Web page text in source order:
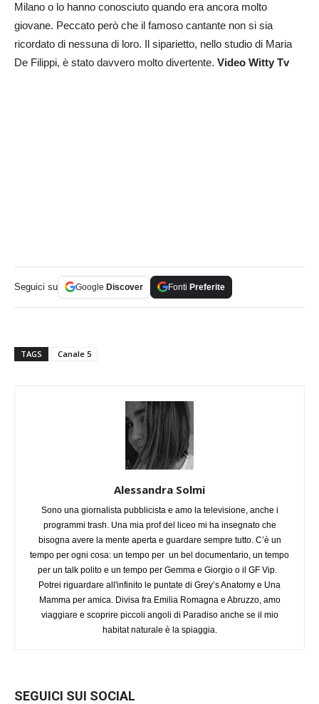
Milano o lo hanno conosciuto quando era ancora molto
giovane. Peccato però che il famoso cantante non si sia
ricordato di nessuna di loro. Il siparietto, nello studio di Maria
De Filippi, è stato davvero molto divertente. Video Witty Tv
Seguici su Google Discover Fonti Preferite
TAGS Canale 5
Alessandra Solmi
Sono una giornalista pubblicista e amo la televisione, anche i
programmi trash. Una mia prof del liceo mi ha insegnato che
bisogna avere la mente aperta e guardare sempre tutto. C’è un
tempo per ogni cosa: un tempo per un bel documentario, un tempo
per un talk polito e un tempo per Gemma e Giorgio o il GF Vip.
Potrei riguardare all'infinito le puntate di Grey’s Anatomy e Una
Mamma per amica. Divisa fra Emilia Romagna e Abruzzo, amo
viaggiare e scoprire piccoli angoli di Paradiso anche se il mio
habitat naturale è la spiaggia.
SEGUICI SUI SOCIAL